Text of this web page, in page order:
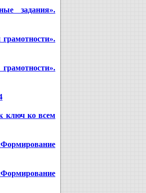
задания».
ключ ко всем